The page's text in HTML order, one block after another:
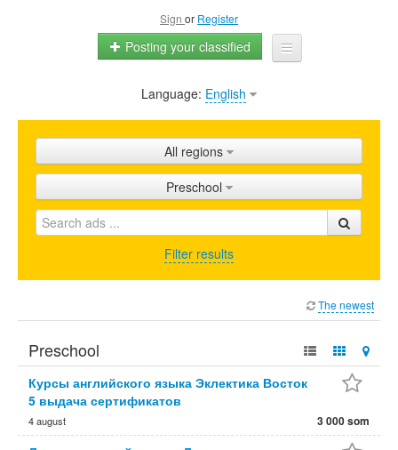
Sign or Register
Posting your classified
Home
Shops
Promotion
FAQ
Language: English
All regions
Preschool
Filter results
The newest
Preschool
Курсы английского языка Эклектика Восток
5 выдача сертификатов
4 august 3 000 som